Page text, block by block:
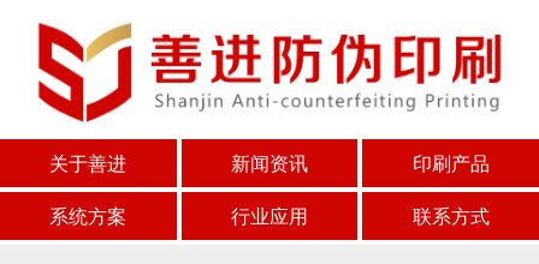
关于善进 新闻资讯
印刷产品
系统方案
行业应用 联系方式